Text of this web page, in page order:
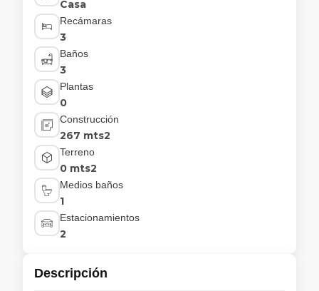
Casa
Recámaras
3
Baños
3
Plantas
0
Construcción
267 mts2
Terreno
0 mts2
Medios baños
1
Estacionamientos
2
Descripción